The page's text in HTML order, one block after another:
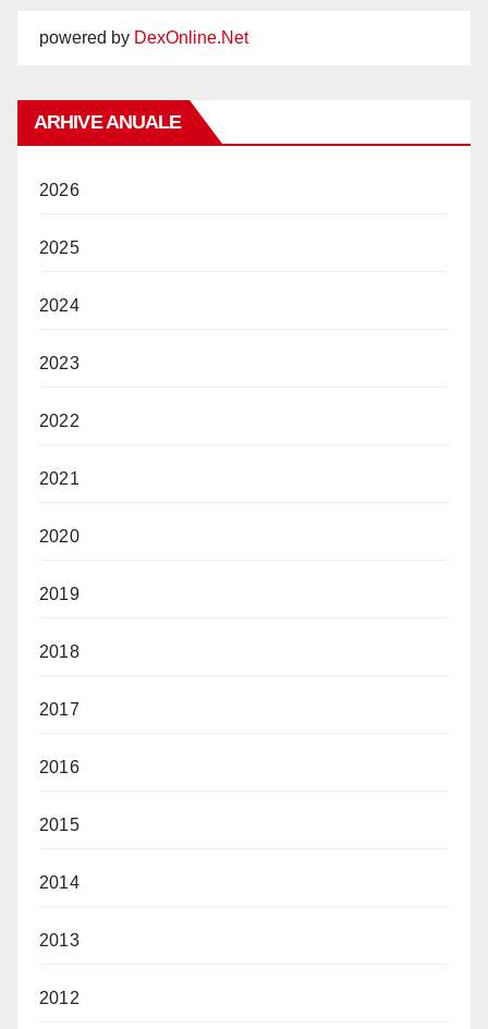
powered by DexOnline.Net
ARHIVE ANUALE
2026
2025
2024
2023
2022
2021
2020
2019
2018
2017
2016
2015
2014
2013
2012